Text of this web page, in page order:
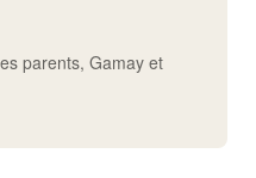
parents, Gamay et